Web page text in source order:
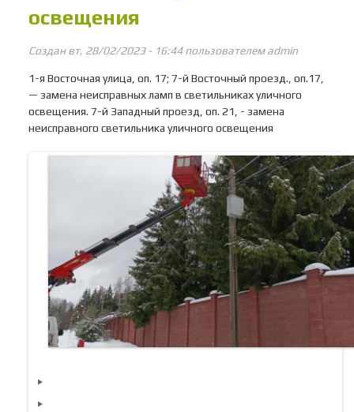
освещения
Создан вт, 28/02/2023 - 16:44 пользователемadmin
1-я Восточная улица, оп. 17; 7-й Восточный проезд., оп.17,
— замена неисправных ламп в светильниках уличного
освещения. 7-й Западный проезд, оп. 21, - замена
неисправного светильника уличного освещения